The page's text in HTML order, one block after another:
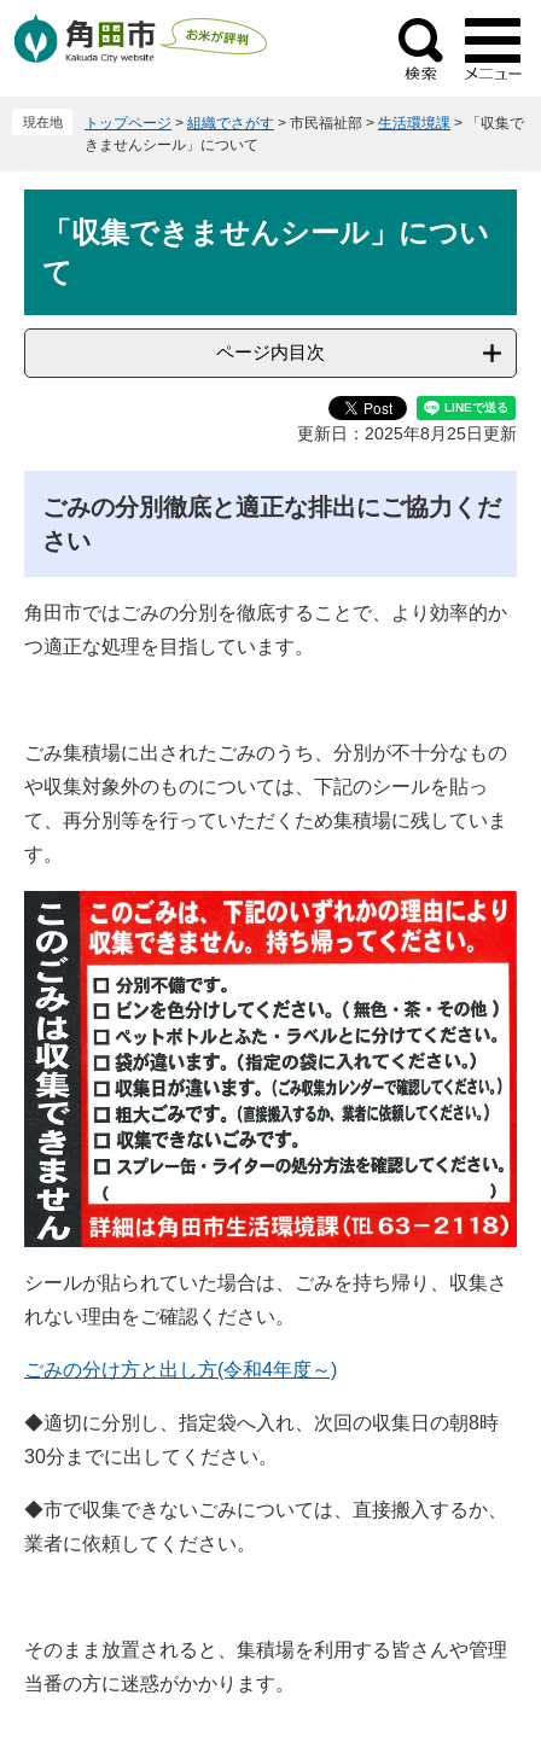
ー
ニ
検
索
現在地 トップページ > 組織でさがす > 市民福祉部 > 生活環境課 >
「収集で
きませんシール」について
「収集できませんシール」につい
て
ページ内目次
更新日：2025年8月25日更新
ごみの分別徹底と適正な排出にご協力くだ
さい
角田市ではごみの分別を徹底することで、より効率的か
つ適正な処理を目指しています。
ごみ集積場に出されたごみのうち、分別が不十分なもの
や収集対象外のものについては、下記のシールを貼っ
て、再分別等を行っていただくため集積場に残していま
す。
シールが貼られていた場合は、ごみを持ち帰り、収集さ
れない理由をご確認ください。
ごみの分け方と出し方(令和4年度～)
◆適切に分別し、指定袋へ入れ、次回の収集日の朝8時
30分までに出してください。
◆市で収集できないごみについては、直接搬入するか、
業者に依頼してください。
そのまま放置されると、集積場を利用する皆さんや管理
当番の方に迷惑がかかります。